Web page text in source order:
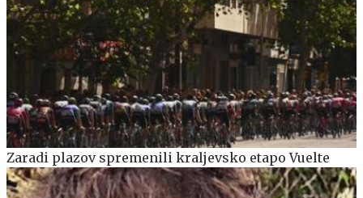
Zaradi plazov spremenili kraljevsko etapo Vuelte